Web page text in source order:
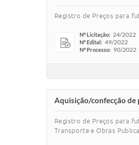
Registro de Preços para
Nº Licitação: 24/2022
Nº Edital: 49/2022
Nº Processo: 90/2022
Aquisição/confecção de
Registro de Preços para
Transporte e Obras